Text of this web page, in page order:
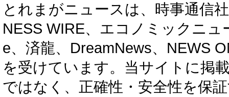
とれまがニュースは、時事通信
NESS WIRE、エコノミックニ
e、済龍、DreamNews、NEWS
を受けています。当サイトに掲
ではなく、正確性・安全性を保